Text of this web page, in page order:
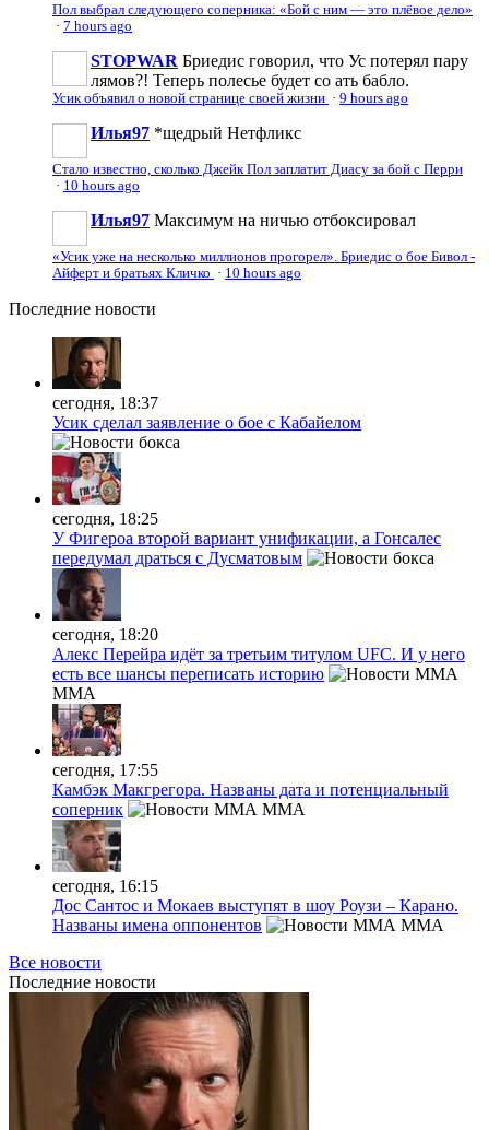
Пол выбрал следующего соперника: «Бой с ним — это плёвое дело»
· 7 hours ago
STOPWAR Бриедис говорил, что Ус потерял пару
лямов?! Теперь полесье будет со ать бабло.
Усик объявил о новой странице своей жизни · 9 hours ago
Илья97 *щедрый Нетфликс
Стало известно, сколько Джейк Пол заплатит Диасу за бой с Перри
· 10 hours ago
Илья97 Максимум на ничью отбоксировал
«Усик уже на несколько миллионов прогорел». Бриедис о бое Бивол -
Айферт и братьях Кличко · 10 hours ago
Последние новости
сегодня, 18:37
Усик сделал заявление о бое с Кабайелом
сегодня, 18:25
У Фигероа второй вариант унификации, а Гонсалес
передумал драться с Дусматовым
сегодня, 18:20
Алекс Перейра идёт за третьим титулом UFC. И у него
есть все шансы переписать историю
MMA
сегодня, 17:55
Камбэк Макгрегора. Названы дата и потенциальный
соперник
MMA
сегодня, 16:15
Дос Сантос и Мокаев выступят в шоу Роузи – Карано.
Названы имена оппонентов
MMA
Все новости
Последние новости